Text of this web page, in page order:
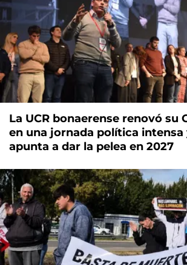
La UCR bonaerense renovó su
en una jornada política intensa
apunta a dar la pelea en 2027